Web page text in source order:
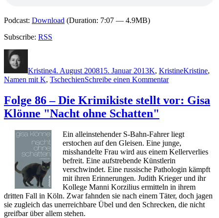
Podcast: Download (Duration: 7:07 — 4.9MB)
Subscribe: RSS
Kristine4. August 200815. Januar 2013K, KristineKristine,
Namen mit K, TschechienSchreibe einen Kommentarzu
–
stellt
vor:
Jaroslav
Kutak
"Tod
unter
Par"
Folge 86 – Die Krimikiste stellt vor: Gisa
Klönne "Nacht ohne Schatten"
Ein alleinstehender S-Bahn-Fahrer liegt
erstochen auf den Gleisen. Eine junge,
misshandelte Frau wird aus einem Kellerverlies
befreit. Eine aufstrebende Künstlerin
verschwindet. Eine russische Pathologin kämpft
mit ihren Erinnerungen. Judith Krieger und ihr
Kollege Manni Korzilius ermitteln in ihrem
dritten Fall in Köln. Zwar fahnden sie nach einem Täter, doch jagen
sie zugleich das unerreichbare Übel und den Schrecken, die nicht
greifbar über allem stehen.